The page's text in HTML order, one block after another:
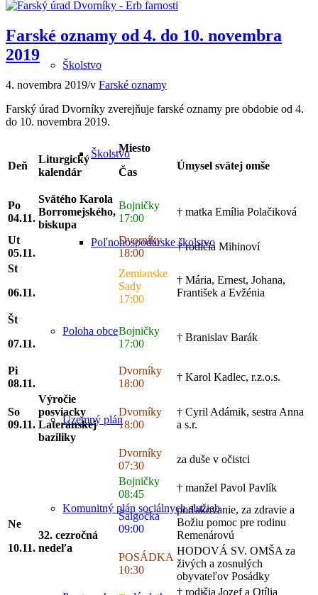
Školstvo
Školstvo
Poľnohospodárske školstvo
Poloha obce
Územný plán
Komunitný plán sociálnych služieb
Farské oznamy od 4. do 10. novembra
2019
4. novembra 2019/v Farské oznamy
Farský úrad Dvorníky zverejňuje farské oznamy pre obdobie od 4.
do 10. novembra 2019.
Deň
Liturgický
kalendár
Miesto
Čas
Úmysel svätej omše
Po
04.11.
Svätého Karola
Borromejského,
biskupa
Bojničky
17:00
† matka Emília Polačiková
Ut
05.11.
Dvorníky
18:00
† rodičia Mihinoví
St
06.11.
Zemianske
Sady
17:00
† Mária, Ernest, Johana,
František a Evžénia
Št
07.11.
Bojničky
17:00
† Branislav Barák
Pi
08.11.
Dvorníky
18:00
† Karol Kadlec, r.z.o.s.
So
09.11.
Výročie
posviacky
Lateránskej
baziliky
Dvorníky
18:00
† Cyril Adámik, sestra Anna
a s.r.
Ne
10.11.
32. cezročná
nedeľa
Dvorníky
07:30
za duše v očistci
Bojničky
08:45
† manžel Pavol Pavlík
Šalgočka
09:00
poďakovanie, za zdravie a
Božiu pomoc pre rodinu
Remenárovú
POSÁDKA
10:30
HODOVÁ SV. OMŠA za
živých a zosnulých
obyvateľov Posádky
† rodičia Jozef a Otília